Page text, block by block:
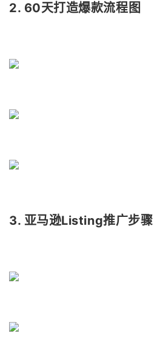
2. 60天打造爆款流程图
3. 亚马逊Listing推广步骤